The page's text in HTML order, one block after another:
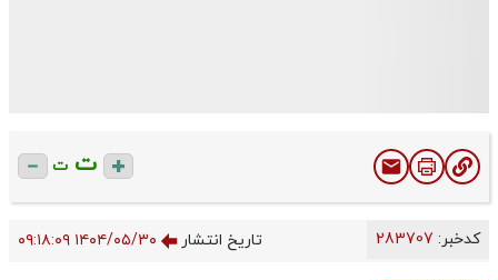
ت ت
کدخبر: تاریخ انتشار ۱۴۰۴/۰۵/۳۰ ۰۹:۱۸:۰۹